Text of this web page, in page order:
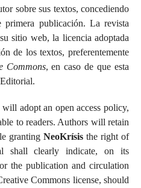
sobre sus textos, concediendo
primera publicación. La revista
sitio web, la licencia adoptada
de los textos, preferentemente
Commons, en caso de que esta
will adopt an open access policy,
to readers. Authors will retain
grantingNeoKrísis the right of
shall clearly indicate, on its
the publication and circulation
Commons license, should